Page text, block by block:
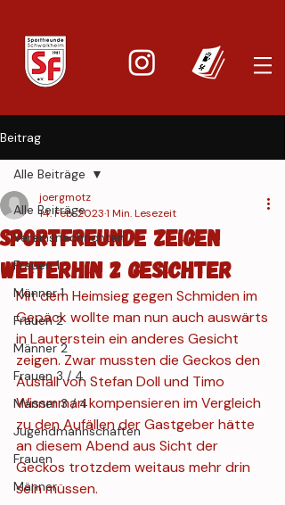
Beitrag
Alle Beiträge
Vereinsnachrichten
Frauen 1
Männer 1
Frauen 2
Männer 2
Frauen 3 / 4
Männer 3 / 4
Jugendmannschaften
Frauen
Männer
Alle Beiträge
Sportfreunde zeigen
weiterhin 2 Gesichter
joergmotz
14. Feb. 20231 Min. Lesezeit
Mit dem Heimsieg gegen Schmiden im
Gepäck wollte man nun auch auswärts
in Lauterstein ein anderes Gesicht
zeigen. Zwar mussten die Geckos den
Ausfall von Stefan Doll und Timo
Wissmman kompensieren im Vergleich
zu den Aufällen der Gastgeber hätte
an diesem Abend aus Sicht der
Geckos trotzdem weitaus mehr drin
sein müssen.